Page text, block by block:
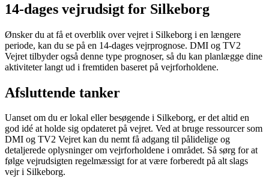
14-dages vejrudsigt for Silkeborg
Ønsker du at få et overblik over vejret i Silkeborg i en længere
periode, kan du se på en 14-dages vejrprognose. DMI og TV2
Vejret tilbyder også denne type prognoser, så du kan planlægge dine
aktiviteter langt ud i fremtiden baseret på vejrforholdene.
Afsluttende tanker
Uanset om du er lokal eller besøgende i Silkeborg, er det altid en
god idé at holde sig opdateret på vejret. Ved at bruge ressourcer som
DMI og TV2 Vejret kan du nemt få adgang til pålidelige og
detaljerede oplysninger om vejrforholdene i området. Så sørg for at
følge vejrudsigten regelmæssigt for at være forberedt på alt slags
vejr i Silkeborg.